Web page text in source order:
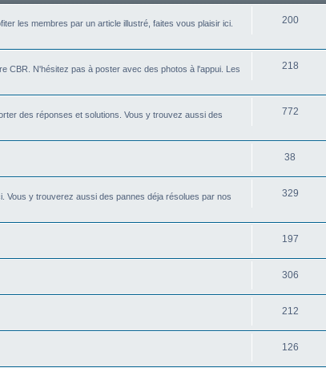
les membres par un article illustré, faites vous plaisir ici.
200
CBR. N'hésitez pas à poster avec des photos à l'appui. Les
218
des réponses et solutions. Vous y trouvez aussi des
772
38
Vous y trouverez aussi des pannes déja résolues par nos
329
197
306
212
126